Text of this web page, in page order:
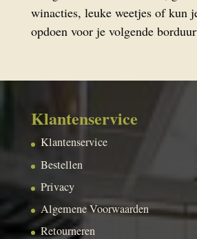
winacties, leuke weetjes of kun
opdoen voor je volgende
Klantenservice
Klantenservice
Bestellen
Privacy
Algemene Voorwaarden
Retourneren